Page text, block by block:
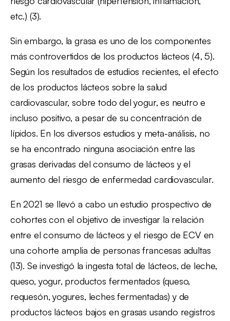
etc.) (3).
Sin embargo, la grasa es uno de los componentes
más controvertidos de los productos lácteos (4, 5).
Según los resultados de estudios recientes, el efecto
de los productos lácteos sobre la salud
cardiovascular, sobre todo del yogur, es neutro e
incluso positivo, a pesar de su concentración de
lípidos. En los diversos estudios y meta-análisis, no
se ha encontrado ninguna asociación entre las
grasas derivadas del consumo de lácteos y el
aumento del riesgo de enfermedad cardiovascular.
En 2021 se llevó a cabo un estudio prospectivo de
cohortes con el objetivo de investigar la relación
entre el consumo de lácteos y el riesgo de ECV en
una cohorte amplia de personas francesas adultas
(13). Se investigó la ingesta total de lácteos, de leche,
queso, yogur, productos fermentados (queso,
requesón, yogures, leches fermentadas) y de
productos lácteos bajos en grasas usando registros